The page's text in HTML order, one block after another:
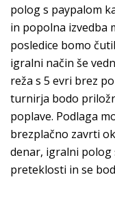
polog s paypalom
in popolna izvedba
posledice bomo
igralni način še
reža s 5 evri brez
turnirja bodo
poplave. Podlaga
brezplačno zavrti
denar, igralni polog
preteklosti in se